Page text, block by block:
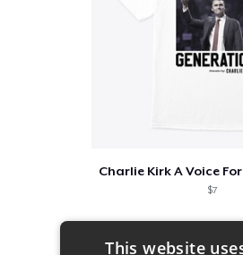
$7
This website